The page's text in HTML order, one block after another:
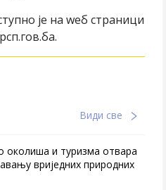
је на wеб страници
Види све
околиша и туризма отвара
вриједних природних